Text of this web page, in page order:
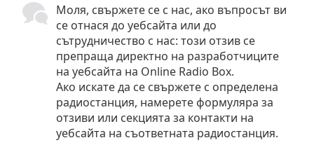
Play
Skip
-:-
Моля, свържете се с нас, ако въпросът ви
се отнася до уебсайта или до
сътрудничество с нас: този отзив се
препраща директно на разработчиците
на уебсайта на Online Radio Box.
Ако искате да се свържете с определена
радиостанция, намерете формуляра за
отзиви или секцията за контакти на
уебсайта на съответната радиостанция.